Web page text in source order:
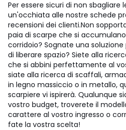
Per essere sicuri di non sbagliare
un'occhiata alle nostre schede
recensioni dei clienti.Non
paia di scarpe che si
corridoio? Sognate una
di liberare spazio? Siete alla
che si abbini perfettamente al
siate alla ricerca di scaffali,
in legno massiccio o in metallo,
scarpiere vi ispirerà. Qualunque
vostro budget, troverete il
carattere al vostro ingresso o
fate la vostra scelta!